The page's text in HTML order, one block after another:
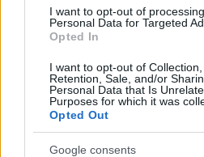
I want to opt-out of
Personal Data for Targeted
Opted In
I want to opt-out of Collection,
Retention, Sale, and/or
Personal Data that Is
Purposes for which it was
Opted Out
Google consents
Πιο
Τουρισμός για Όλους
η πλατφόρμα – Ποια
στις αιτήσεις